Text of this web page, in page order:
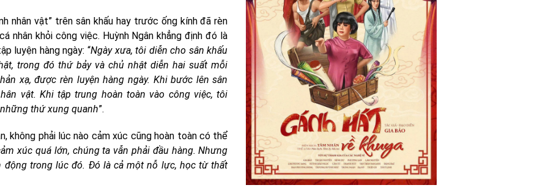
nhân vật” trên sân khấu hay trước ống kính đã rèn
nhân khỏi công việc. Huỳnh Ngân khẳng định đó là
luyện hàng ngày: “Ngày xưa, tôi diễn cho sân khấu
trong đó thứ bảy và chủ nhật diễn hai suất mỗi
xạ, được rèn luyện hàng ngày. Khi bước lên sân
vật. Khi tập trung hoàn toàn vào công việc, tôi
thứ xung quanh”.
không phải lúc nào cảm xúc cũng hoàn toàn có thể
xúc quá lớn, chúng ta vẫn phải đầu hàng. Nhưng
động trong lúc đó. Đó là cả một nỗ lực, học từ thất